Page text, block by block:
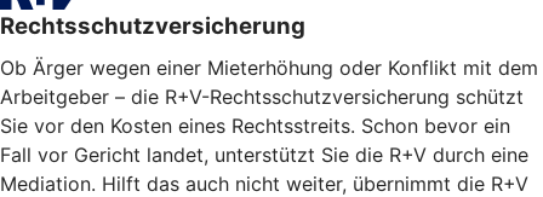
Rechtsschutzversicherung
Ob Ärger wegen einer Mieterhöhung oder Konflikt mit dem
Arbeitgeber – die R+V-Rechtsschutzversicherung schützt
Sie vor den Kosten eines Rechtsstreits. Schon bevor ein
Fall vor Gericht landet, unterstützt Sie die R+V durch eine
Mediation. Hilft das auch nicht weiter, übernimmt die R+V